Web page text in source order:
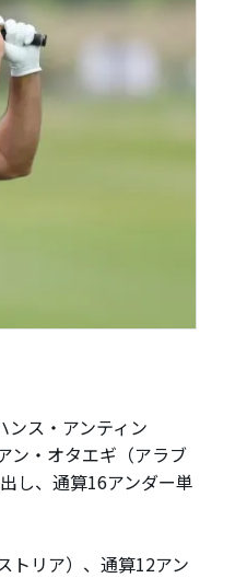
ス・アンティン
ン・オタエギ（アラブ
し、通算16アンダー単
トリア）、通算12アン